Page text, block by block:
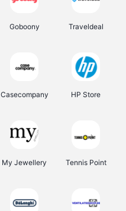
Goboony Traveldeal
Casecompany HP Store
My Jewellery Tennis Point